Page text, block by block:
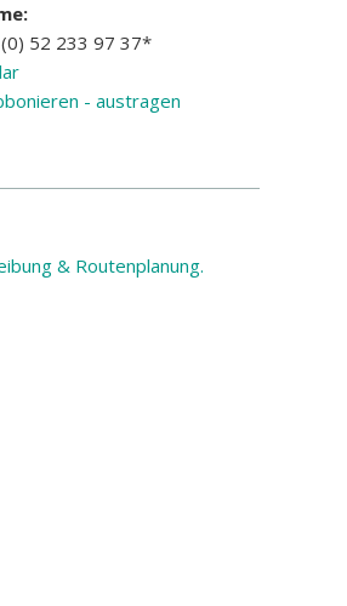
52 233 97 37*
- austragen
& Routenplanung.